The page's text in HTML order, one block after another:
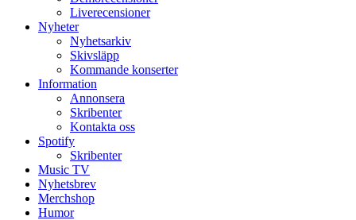
Liverecensioner
Nyheter
Nyhetsarkiv
Skivsläpp
Kommande konserter
Information
Annonsera
Skribenter
Kontakta oss
Spotify
Skribenter
Music TV
Nyhetsbrev
Merchshop
Humor